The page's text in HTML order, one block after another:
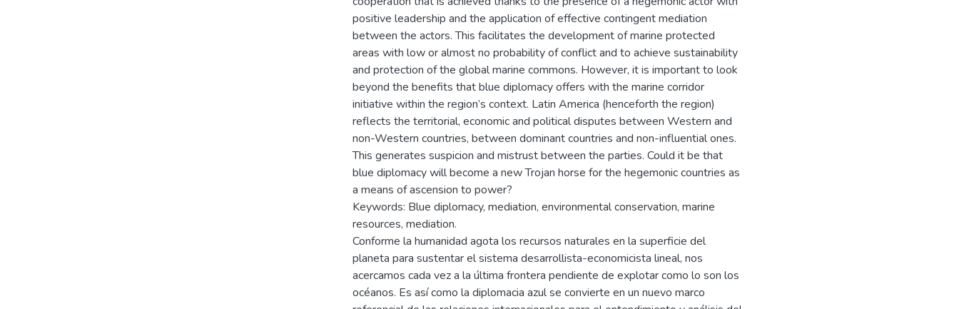
positive leadership and the application of effective contingent mediation
between the actors. This facilitates the development of marine protected
areas with low or almost no probability of conflict and to achieve sustainability
and protection of the global marine commons. However, it is important to look
beyond the benefits that blue diplomacy offers with the marine corridor
initiative within the region’s context. Latin America (henceforth the region)
reflects the territorial, economic and political disputes between Western and
non-Western countries, between dominant countries and non-influential ones.
This generates suspicion and mistrust between the parties. Could it be that
blue diplomacy will become a new Trojan horse for the hegemonic countries as
a means of ascension to power?
Keywords: Blue diplomacy, mediation, environmental conservation, marine
resources, mediation.
Conforme la humanidad agota los recursos naturales en la superficie del
planeta para sustentar el sistema desarrollista-economicista lineal, nos
acercamos cada vez a la última frontera pendiente de explotar como lo son los
océanos. Es así como la diplomacia azul se convierte en un nuevo marco